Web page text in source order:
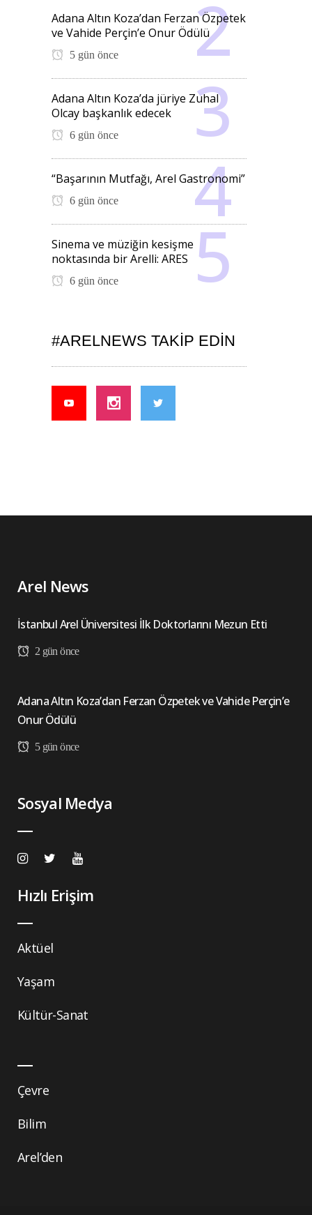
Adana Altın Koza’dan Ferzan Özpetek
ve Vahide Perçin’e Onur Ödülü
5 gün önce
Adana Altın Koza’da jüriye Zuhal
Olcay başkanlık edecek
6 gün önce
“Başarının Mutfağı, Arel Gastronomi”
6 gün önce
Sinema ve müziğin kesişme
noktasında bir Arelli: ARES
6 gün önce
#ARELNEWS TAKIP EDIN
Arel News
İstanbul Arel Üniversitesi İlk Doktorlarını Mezun Etti
2 gün önce
Adana Altın Koza’dan Ferzan Özpetek ve Vahide Perçin’e
Onur Ödülü
5 gün önce
Sosyal Medya
Hızlı Erişim
Aktüel
Yaşam
Kültür-Sanat
Çevre
Bilim
Arel’den